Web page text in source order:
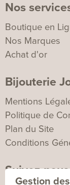
Nos
Boutique en
Nos Marques
Achat d'or
Bijouterie
Mentions
Politique de
Plan du Site
Conditions
Suivez-nous
Gestion